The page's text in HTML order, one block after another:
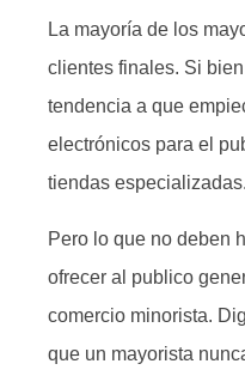
La mayoría de los
clientes finales. Si
tendencia a que
electrónicos para el
tiendas especializadas.
Pero lo que no deben
ofrecer al publico
comercio minorista.
que un mayorista